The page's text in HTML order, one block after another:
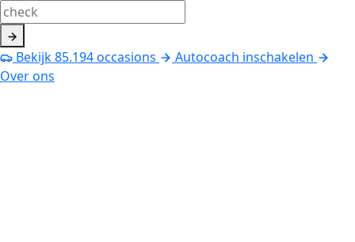
Bekijk85.194occasions
Autocoach inschakelen
Over ons